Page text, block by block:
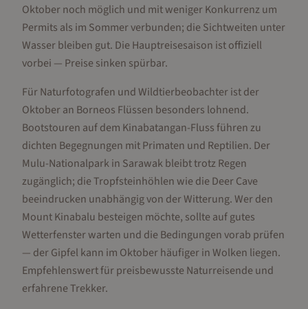
Oktober noch möglich und mit weniger Konkurrenz um
Permits als im Sommer verbunden; die Sichtweiten unter
Wasser bleiben gut. Die Hauptreisesaison ist offiziell
vorbei — Preise sinken spürbar.
Für Naturfotografen und Wildtierbeobachter ist der
Oktober an Borneos Flüssen besonders lohnend.
Bootstouren auf dem Kinabatangan-Fluss führen zu
dichten Begegnungen mit Primaten und Reptilien. Der
Mulu-Nationalpark in Sarawak bleibt trotz Regen
zugänglich; die Tropfsteinhöhlen wie die Deer Cave
beeindrucken unabhängig von der Witterung. Wer den
Mount Kinabalu besteigen möchte, sollte auf gutes
Wetterfenster warten und die Bedingungen vorab prüfen
— der Gipfel kann im Oktober häufiger in Wolken liegen.
Empfehlenswert für preisbewusste Naturreisende und
erfahrene Trekker.